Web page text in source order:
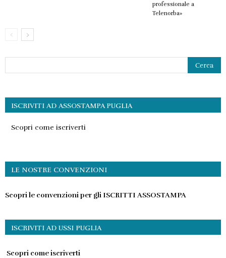
professionale a
Telenorba»
ISCRIVITI AD ASSOSTAMPA PUGLIA
Scopri come iscriverti
LE NOSTRE CONVENZIONI
Scopri le convenzioni per gli ISCRITTI ASSOSTAMPA
ISCRIVITI AD USSI PUGLIA
Scopri come iscriverti